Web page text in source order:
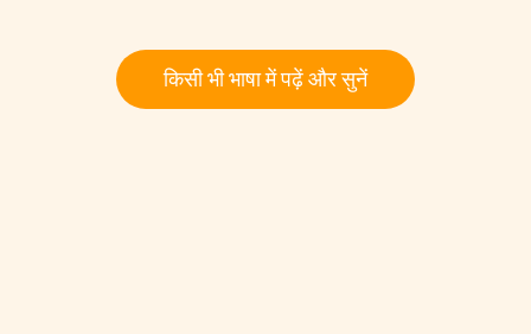
किसी भी भाषा में पढ़ें और सुनें